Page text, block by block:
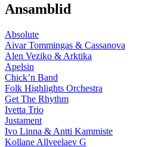
Ansamblid
Absolute
Aivar Tommingas & Cassanova
Alen Veziko & Arktika
Apelsin
Chick’n Band
Folk Highlights Orchestra
Get The Rhythm
Ivetta Trio
Justament
Ivo Linna & Antti Kammiste
Kollane Allveelaev G